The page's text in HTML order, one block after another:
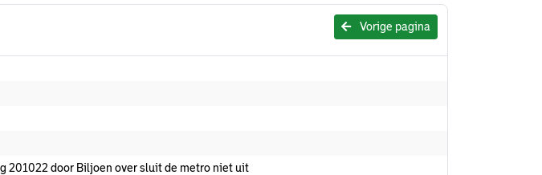
Vorige pagina
201022 door Biljoen over sluit de metro niet uit